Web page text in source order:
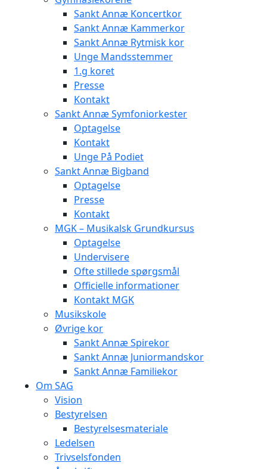
Sankt Annæ Koncertkor
Sankt Annæ Kammerkor
Sankt Annæ Rytmisk kor
Unge Mandsstemmer
1.g koret
Presse
Kontakt
Sankt Annæ Symfoniorkester
Optagelse
Kontakt
Unge På Podiet
Sankt Annæ Bigband
Optagelse
Presse
Kontakt
MGK – Musikalsk Grundkursus
Optagelse
Undervisere
Ofte stillede spørgsmål
Officielle informationer
Kontakt MGK
Musikskole
Øvrige kor
Sankt Annæ Spirekor
Sankt Annæ Juniormandskor
Sankt Annæ Familiekor
Om SAG
Vision
Bestyrelsen
Bestyrelsesmateriale
Ledelsen
Trivselsfonden